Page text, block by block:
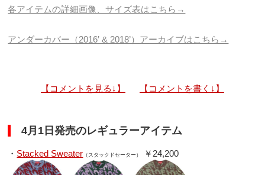
各アイテムの詳細画像、サイズ表はこちら→
アンダーカバー（2016′ & 2018’）アーカイブはこちら→
【コメントを見る↓】 【コメントを書く↓】
4月1日発売のレギュラーアイテム
・ Stacked Sweater （スタックドセーター） ￥24,200